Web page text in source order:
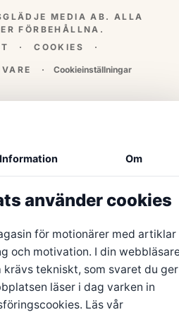
MEDIA AB. ALLA
FÖRBEHÅLLNA.
· COOKIES ·
·Cookieinställningar
Information Om
använder cookies
för motionärer med artiklar
och motivation. I din
krävs tekniskt, som svaret du ger
läser i dag varken in
Läs vår